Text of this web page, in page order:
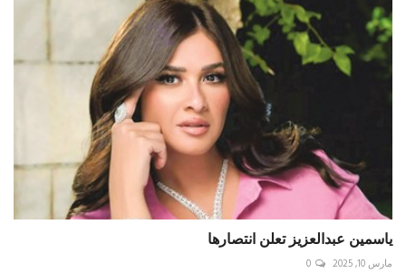
ياسمين عبدالعزيز تعلن انتصارها
مارس 10, 2025 0